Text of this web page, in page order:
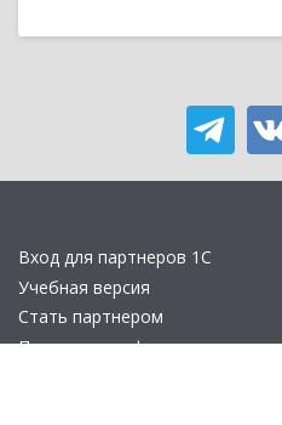
Вход для партнеров 1С
Учебная версия
Стать партнером
Политика конфиденциальности